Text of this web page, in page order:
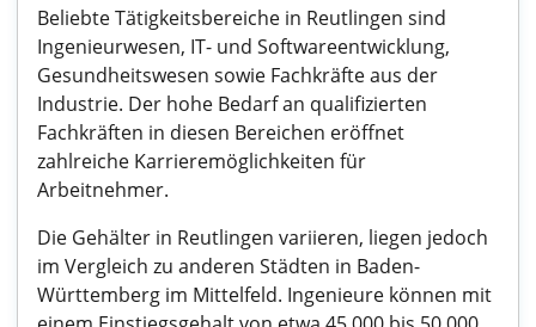
Beliebte Tätigkeitsbereiche in Reutlingen sind
Ingenieurwesen, IT- und Softwareentwicklung,
Gesundheitswesen sowie Fachkräfte aus der
Industrie. Der hohe Bedarf an qualifizierten
Fachkräften in diesen Bereichen eröffnet
zahlreiche Karrieremöglichkeiten für
Arbeitnehmer.
Die Gehälter in Reutlingen variieren, liegen jedoch
im Vergleich zu anderen Städten in Baden-
Württemberg im Mittelfeld. Ingenieure können mit